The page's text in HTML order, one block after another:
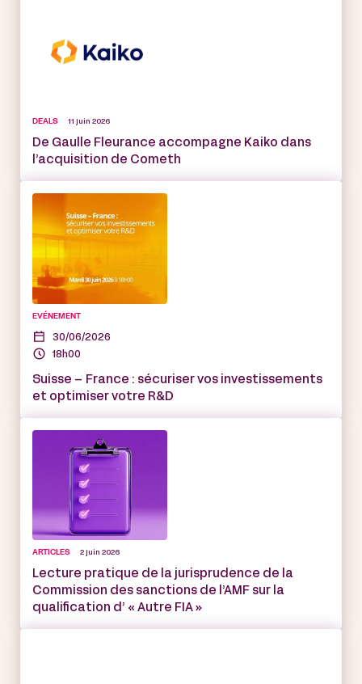
DEALS 11 juin 2026
De Gaulle Fleurance accompagne Kaiko dans
l’acquisition de Cometh
EVÉNEMENT
30/06/2026
18h00
Suisse – France : sécuriser vos investissements
et optimiser votre R&D
ARTICLES 2 juin 2026
Lecture pratique de la jurisprudence de la
Commission des sanctions de l’AMF sur la
qualification d’ « Autre FIA »